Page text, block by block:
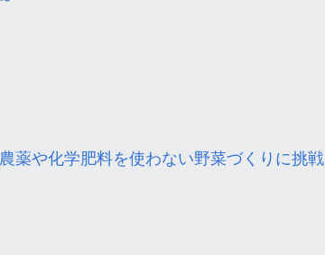
薬や化学肥料を使わない野菜づくりに挑戦